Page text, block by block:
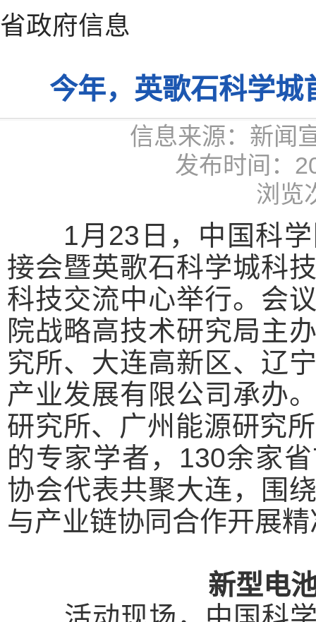
省政府信息
今年，英歌石科学城
信息来源：新闻
发布时间：
浏览
1月23日， 中国科
接会暨英歌石科学城科
科技交流中心举行。 会
院战略高技术研究局主
究所、大连高新区、辽
产业发展有限公司承办
研究所、广州能源研究
的专家学者，130余家
协会代表共聚大连，围
与产业链协同合作开展
新型电